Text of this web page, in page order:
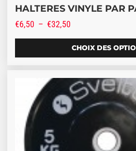
HALTERES VINYLE PAR
€6,50 – €32,50
CHOIX DES